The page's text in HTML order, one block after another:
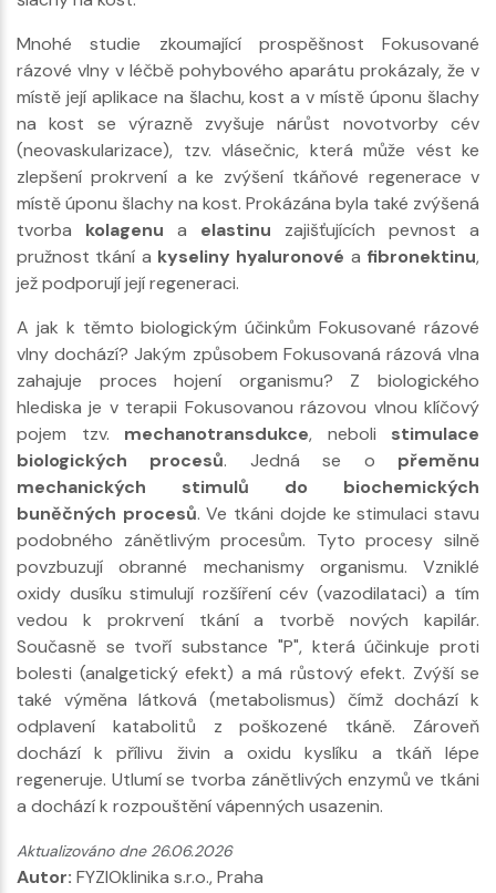
Mnohé studie zkoumající prospěšnost Fokusované
rázové vlny v léčbě pohybového aparátu prokázaly, že v
místě její aplikace na šlachu, kost a v místě úponu šlachy
na kost se výrazně zvyšuje nárůst novotvorby cév
(neovaskularizace), tzv. vlásečnic, která může vést ke
zlepšení prokrvení a ke zvýšení tkáňové regenerace v
místě úponu šlachy na kost. Prokázána byla také zvýšená
tvorba kolagenu a elastinu zajišťujících pevnost a
pružnost tkání a kyseliny hyaluronové a fibronektinu,
jež podporují její regeneraci.
A jak k těmto biologickým účinkům Fokusované rázové
vlny dochází? Jakým způsobem Fokusovaná rázová vlna
zahajuje proces hojení organismu? Z biologického
hlediska je v terapii Fokusovanou rázovou vlnou klíčový
pojem tzv. mechanotransdukce, neboli stimulace
biologických procesů. Jedná se o přeměnu
mechanických stimulů do biochemických
buněčných procesů. Ve tkáni dojde ke stimulaci stavu
podobného zánětlivým procesům. Tyto procesy silně
povzbuzují obranné mechanismy organismu. Vzniklé
oxidy dusíku stimulují rozšíření cév (vazodilataci) a tím
vedou k prokrvení tkání a tvorbě nových kapilár.
Současně se tvoří substance "P", která účinkuje proti
bolesti (analgetický efekt) a má růstový efekt. Zvýší se
také výměna látková (metabolismus) čímž dochází k
odplavení katabolitů z poškozené tkáně. Zároveň
dochází k přílivu živin a oxidu kyslíku a tkáň lépe
regeneruje. Utlumí se tvorba zánětlivých enzymů ve tkáni
a dochází k rozpouštění vápenných usazenin.
Aktualizováno dne 26.06.2026
Autor: FYZIOklinika s.r.o., Praha